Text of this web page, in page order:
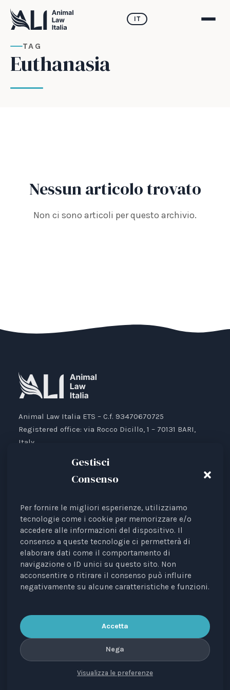
Gestisci
Consenso
Per fornire le migliori esperienze, utilizziamo
tecnologie come i cookie per memorizzare e/o
accedere alle informazioni del dispositivo. Il
consenso a queste tecnologie ci permetterà di
elaborare dati come il comportamento di
navigazione o ID unici su questo sito. Non
acconsentire o ritirare il consenso può influire
negativamente su alcune caratteristiche e funzioni.
Accetta
Nega
Visualizza le preferenze
IT
TAG
Euthanasia
Nessun articolo trovato
Non ci sono articoli per questo archivio.
Animal Law Italia ETS – C.f. 93470670725
Registered office: via Rocco Dicillo, 1 – 70131 BARI,
Italy.
IBAN: IT87V0501804000000017176777
Animal Law Italia is an Italian Third Sector Entity
listed in the RUNTS register (Rep. 4 of 01/03/2022),
recognised as an interest representative before the
European Institutions.
The journalDiritti degli Animali. Profili Etici, Scientifici e
Giuridiciis a periodical registered with the Court of
Elisa Scarpino.
PRIVACY COOKIE